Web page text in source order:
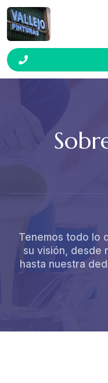
Tenemos todo lo
su visión, desde
hasta nuestra